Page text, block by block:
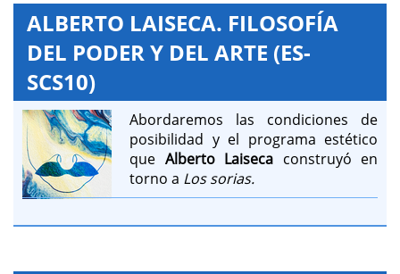
ALBERTO LAISECA. FILOSOFÍA
DEL PODER Y DEL ARTE (ES-
SCS10)
Abordaremos las condiciones de
posibilidad y el programa estético
que Alberto Laiseca construyó en
torno a Los sorias.